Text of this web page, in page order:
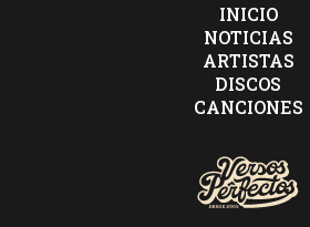
INICIO
NOTICIAS
ARTISTAS
DISCOS
CANCIONES